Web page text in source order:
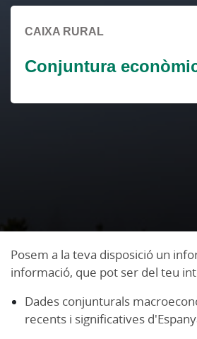
CAIXA RURAL
Conjuntura
Posem a la teva disposició un
informació, que pot ser del teu
Dades conjunturals
recents i significatives